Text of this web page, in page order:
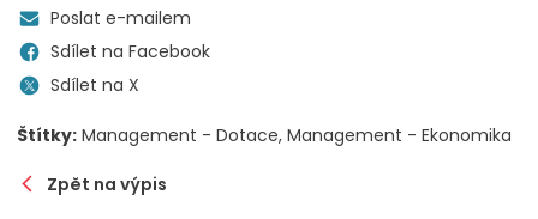
Poslat e-mailem
Sdílet na Facebook
Sdílet na X
Štítky: Management - Dotace Management - Ekonomika
Zpět na výpis